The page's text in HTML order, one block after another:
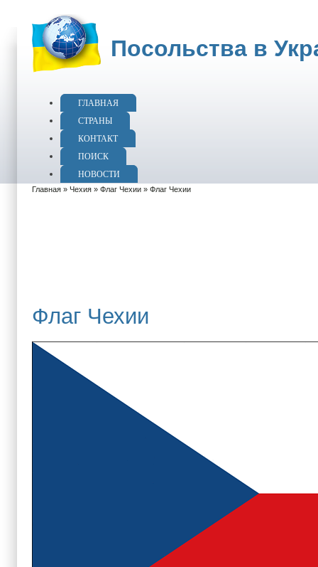
Посольства в
ГЛАВНАЯ
СТРАНЫ
КОНТАКТ
ПОИСК
НОВОСТИ
Главная » Чехия » Флаг Чехии » Флаг Чехии
Флаг Чехии